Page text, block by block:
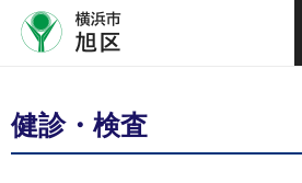
健診・検査